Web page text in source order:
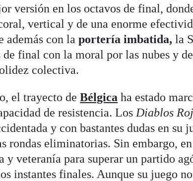
versión en los octavos de final,
vertical y de una enorme
además con laportería imbatida, la
de final con la moral por las nubes y
colectiva.
el trayecto deBélgica ha estado
de resistencia. Los Diablos
y con bastantes dudas en su
rondas eliminatorias. Sin embargo,
y veteranía para superar un partido
instantes finales. Aunque su juego